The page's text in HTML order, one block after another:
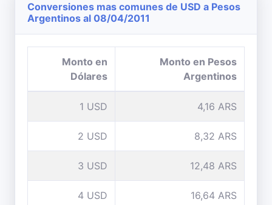
Conversiones mas comunes de USD a Pesos
Argentinos al 08/04/2011
Monto en
Dólares
Monto en Pesos
Argentinos
1 USD 4,16 ARS
2 USD 8,32 ARS
3 USD 12,48 ARS
4 USD 16,64 ARS